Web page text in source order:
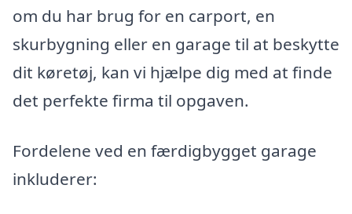
om du har brug for en carport, en
skurbygning eller en garage til at beskytte
dit køretøj, kan vi hjælpe dig med at finde
det perfekte firma til opgaven.
Fordelene ved en færdigbygget garage
inkluderer: